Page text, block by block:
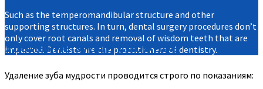
Such as the temperomandibular structure and other
supporting structures. In turn, dental surgery procedures don’t
only cover root canals and removal of wisdom teeth that are
impacted. Dentists are the practitioners of dentistry.
Удаление зубов сложное
Удаление зуба мудрости проводится строго по показаниям: